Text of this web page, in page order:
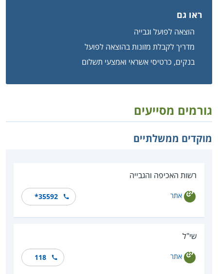
ראו גם
הוצאה לפועל וגבייה
מדריך לקבלת מזונות בהוצאה לפועל
בנקים, כרטיסי אשראי ואמצעי תשלום
גורמים מסייעים
מוקדים ממשלתיים
רשות האכיפה והגבייה
אתר *35592
שי"ל
אתר 118